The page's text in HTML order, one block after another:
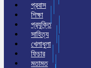
প্রবাস
শিক্ষা
প্রযুক্তি
সাহিত্য
খেলাধুলা
ফিচার
মতামত